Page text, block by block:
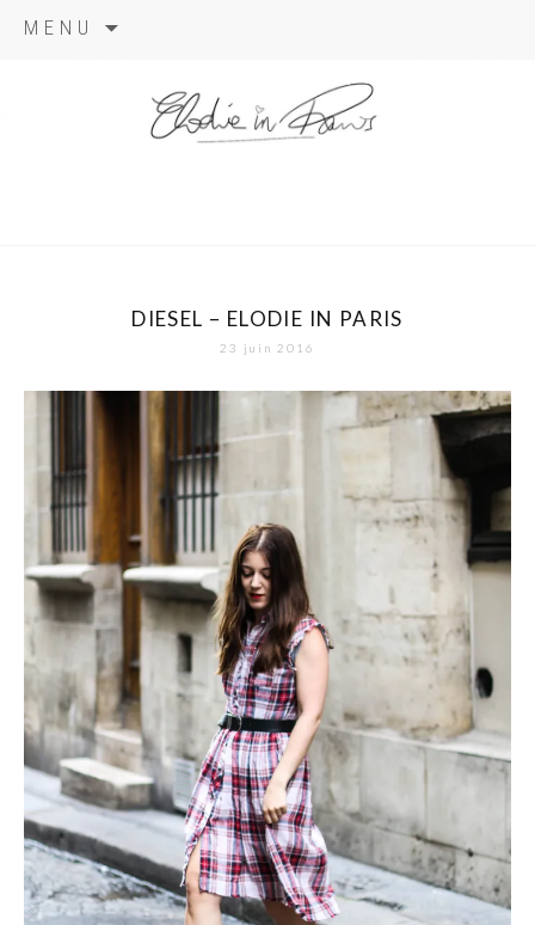
MENU
DIESEL – ELODIE IN PARIS
23 juin 2016